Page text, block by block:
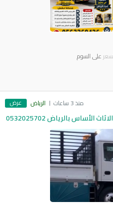
على السوم
منذ 3 ساعات الرياض عرض
بالرياض 0532025702